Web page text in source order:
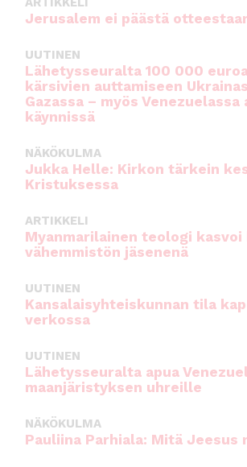
Jerusalem ei päästä
UUTINEN
Lähetysseuralta 100 000
kärsivien auttamiseen
Gazassa – myös
käynnissä
NÄKÖKULMA
Jukka Helle: Kirkon tärkein
Kristuksessa
ARTIKKELI
Myanmarilainen teologi kasvoi
vähemmistön jäsenenä
UUTINEN
Kansalaisyhteiskunnan tila
verkossa
UUTINEN
Lähetysseuralta apua
maanjäristyksen uhreille
NÄKÖKULMA
Pauliina Parhiala: Mitä Jeesus